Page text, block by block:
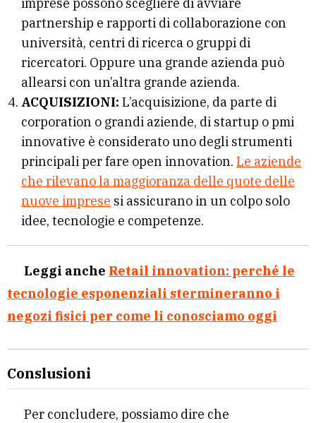
partnership e rapporti di collaborazione con
università, centri di ricerca o gruppi di
ricercatori. Oppure una grande azienda può
allearsi con un’altra grande azienda.
ACQUISIZIONI: L’acquisizione, da parte di
corporation o grandi aziende, di startup o pmi
innovative è considerato uno degli strumenti
principali per fare open innovation. Le aziende
che rilevano la maggioranza delle quote delle
nuove imprese si assicurano in un colpo solo
idee, tecnologie e competenze.
Leggi anche Retail innovation: perché le
tecnologie esponenziali stermineranno i
negozi fisici per come li conosciamo oggi
Conslusioni
Per concludere, possiamo dire che